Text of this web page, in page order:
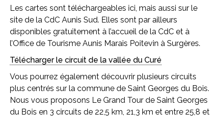
Les cartes sont téléchargeables ici, mais aussi sur le
site de la CdC Aunis Sud. Elles sont par ailleurs
disponibles gratuitement à l’accueil de la CdC et à
l’Office de Tourisme Aunis Marais Poitevin à Surgères.
Télécharger le circuit de la vallée du Curé
Vous pourrez également découvrir plusieurs circuits
plus centrés sur la commune de Saint Georges du Bois.
Nous vous proposons Le Grand Tour de Saint Georges
du Bois en 3 circuits de 22,5 km, 21,3 km et entre 25,8 et